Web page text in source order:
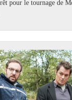
pour le tournage de